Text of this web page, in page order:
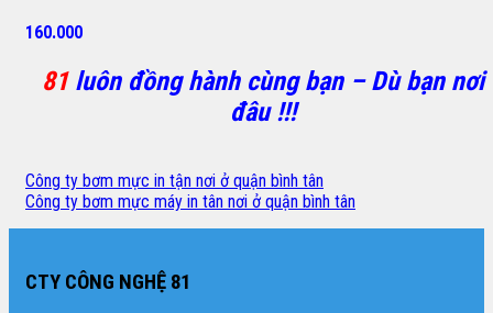
160.000
81luôn đồng hành cùng bạn – Dù bạn nơi
đâu !!!
Công ty bơm mực in tận nơi ở quận bình tân
Công ty bơm mực máy in tân nơi ở quận bình tân
CTY CÔNG NGHỆ 81